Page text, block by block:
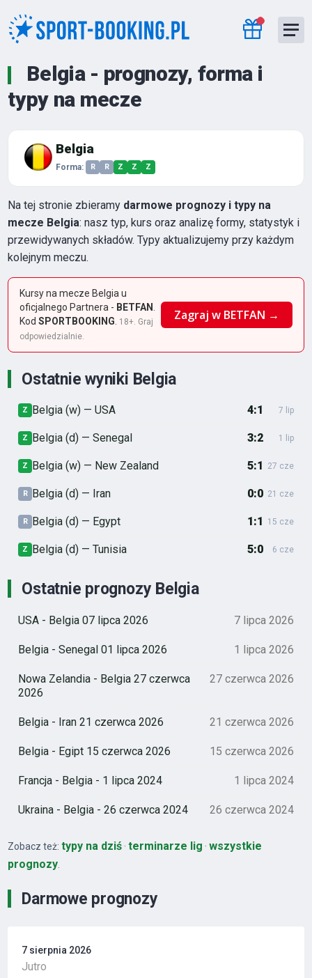
Belgia - prognozy, forma i
typy na mecze
Darmowe prognozy
7 sierpnia 2026
Jutro
Belgia
Forma: R R Z Z Z
Na tej stronie zbieramy darmowe prognozy i typy na
mecze Belgia: nasz typ, kurs oraz analizę formy, statystyk i
przewidywanych składów. Typy aktualizujemy przy każdym
kolejnym meczu.
Kursy na mecze Belgia u
oficjalnego Partnera - BETFAN
KodSPORTBOOKING 18+. Graj
odpowiedzialnie.
Zagraj w BETFAN →
Ostatnie wyniki Belgia
Z Belgia (w) — USA 4:1 7 lip
Z Belgia (d) — Senegal 3:2 1 lip
Z Belgia (w) — New Zealand 5:1 27 cze
R Belgia (d) — Iran 0:0 21 cze
R Belgia (d) — Egypt 1:1 15 cze
Z Belgia (d) — Tunisia 5:0 6 cze
Ostatnie prognozy Belgia
USA - Belgia 07 lipca 2026 7 lipca 2026
Belgia - Senegal 01 lipca 2026 1 lipca 2026
Nowa Zelandia - Belgia 27 czerwca
2026
27 czerwca 2026
Belgia - Iran 21 czerwca 2026 21 czerwca 2026
Belgia - Egipt 15 czerwca 2026 15 czerwca 2026
Francja - Belgia - 1 lipca 2024 1 lipca 2024
Ukraina - Belgia - 26 czerwca 2024 26 czerwca 2024
Zobacz też:typy na dziś ·terminarze lig ·wszystkie
prognozy